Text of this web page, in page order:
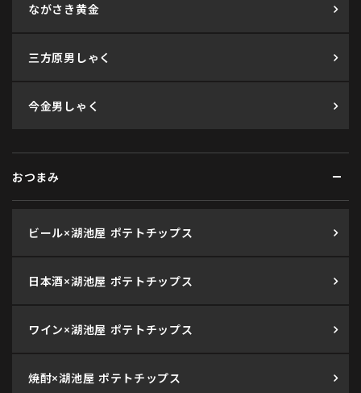
ながさき黄金
三方原男しゃく
今金男しゃく
おつまみ
ビール×湖池屋 ポテトチップス
日本酒×湖池屋 ポテトチップス
ワイン×湖池屋 ポテトチップス
焼酎×湖池屋 ポテトチップス